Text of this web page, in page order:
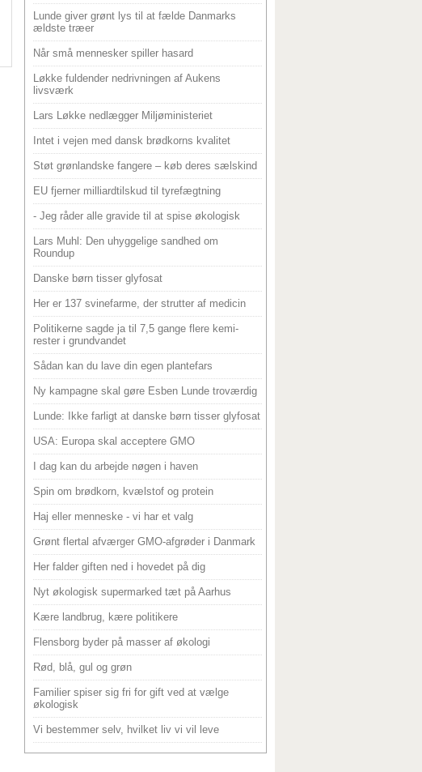
Lunde giver grønt lys til at fælde Danmarks
ældste træer
Når små mennesker spiller hasard
Løkke fuldender nedrivningen af Aukens
livsværk
Lars Løkke nedlægger Miljøministeriet
Intet i vejen med dansk brødkorns kvalitet
Støt grønlandske fangere – køb deres sælskind
EU fjerner milliardtilskud til tyrefægtning
- Jeg råder alle gravide til at spise økologisk
Lars Muhl: Den uhyggelige sandhed om
Roundup
Danske børn tisser glyfosat
Her er 137 svinefarme, der strutter af medicin
Politikerne sagde ja til 7,5 gange flere kemi-
rester i grundvandet
Sådan kan du lave din egen plantefars
Ny kampagne skal gøre Esben Lunde troværdig
Lunde: Ikke farligt at danske børn tisser glyfosat
USA: Europa skal acceptere GMO
I dag kan du arbejde nøgen i haven
Spin om brødkorn, kvælstof og protein
Haj eller menneske - vi har et valg
Grønt flertal afværger GMO-afgrøder i Danmark
Her falder giften ned i hovedet på dig
Nyt økologisk supermarked tæt på Aarhus
Kære landbrug, kære politikere
Flensborg byder på masser af økologi
Rød, blå, gul og grøn
Familier spiser sig fri for gift ved at vælge
økologisk
Vi bestemmer selv, hvilket liv vi vil leve